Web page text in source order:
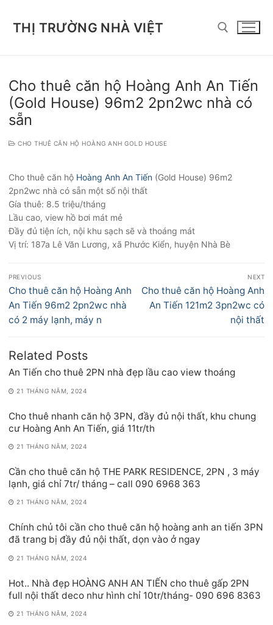
THỊ TRƯỜNG NHÀ VIỆT
Cho thuê căn hộ Hoàng Anh An Tiến
(Gold House) 96m2 2pn2wc nhà có
sẵn
CHO THUÊ CĂN HỘ HOÀNG ANH GOLD HOUSE
Cho thuê căn hộ Hoàng Anh An Tiến (Gold House) 96m2
2pn2wc nhà có sẵn một số nội thất
Gía thuê: 8.5 triệu/tháng
Lầu cao, view hồ bơi mát mẻ
Đầy đủ tiện ích, nội khu sạch sẽ và thoáng mát
Vị trí: 187a Lê Văn Lương, xã Phước Kiển, huyện Nhà Bè
Điều
hướng
bài
viết
PREVIOUS
Previous
post:
Cho thuê căn hộ Hoàng Anh
An Tiến 96m2 2pn2wc nhà
có 2 máy lạnh, máy n
NEXT
Next
post:
Cho thuê căn hộ Hoàng Anh
An Tiến 121m2 3pn2wc có
nội thất
Related Posts
An Tiến cho thuê 2PN nhà đẹp lầu cao view thoáng
21 THÁNG NĂM, 2024
Cho thuê nhanh căn hộ 3PN, đầy đủ nội thất, khu chung
cư Hoàng Anh An Tiến, giá 11tr/th
21 THÁNG NĂM, 2024
Cần cho thuê căn hộ THE PARK RESIDENCE, 2PN , 3 máy
lạnh, giá chỉ 7tr/ tháng – call 090 6968 363
21 THÁNG NĂM, 2024
Chính chủ tôi cần cho thuê căn hộ hoàng anh an tiến 3PN
đã trang bị đầy đủ nội thất, dọn vào ở ngay
21 THÁNG NĂM, 2024
Hot.. Nhà đẹp HOÀNG ANH AN TIẾN cho thuê gấp 2PN
full nội thất deco như hình chỉ 10tr/tháng- 090 696 8363
21 THÁNG NĂM, 2024